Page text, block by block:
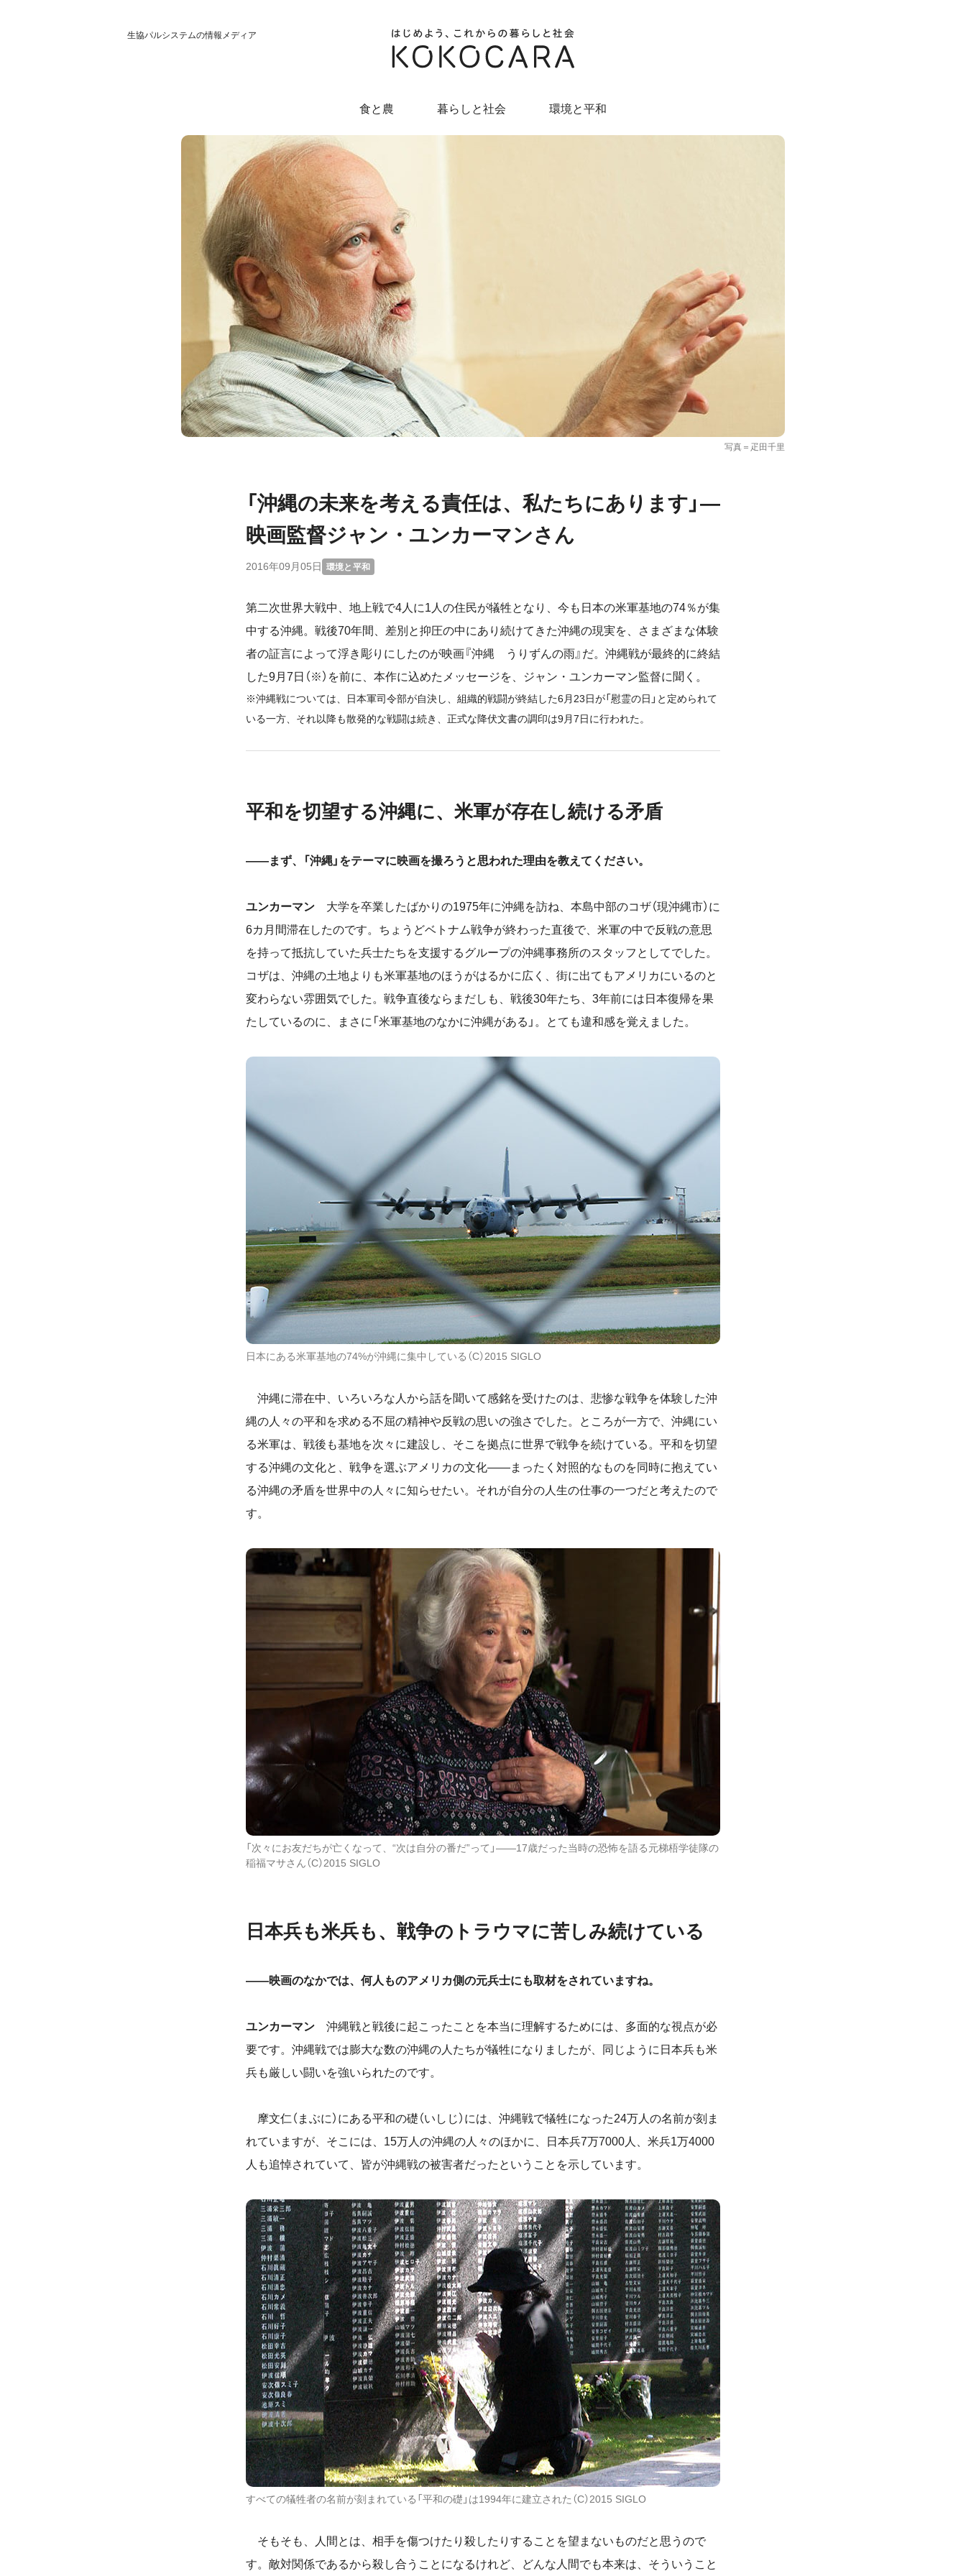
生協パルシステムの情報メディア
食と農 暮らしと社会 環境と平和
写真＝疋田千里
「沖縄の未来を考える責任は、私たちにあります」―
映画監督ジャン・ユンカーマンさん
2016年09月05日 環境と平和
第二次世界大戦中、地上戦で4人に1人の住民が犠牲となり、今も日本の米軍基地の74％が集
中する沖縄。戦後70年間、差別と抑圧の中にあり続けてきた沖縄の現実を、さまざまな体験
者の証言によって浮き彫りにしたのが映画『沖縄 うりずんの雨』だ。沖縄戦が最終的に終結
した9月7日（※）を前に、本作に込めたメッセージを、ジャン・ユンカーマン監督に聞く。
※沖縄戦については、日本軍司令部が自決し、組織的戦闘が終結した6月23日が「慰霊の日」と定められて
いる一方、それ以降も散発的な戦闘は続き、正式な降伏文書の調印は9月7日に行われた。
平和を切望する沖縄に、米軍が存在し続ける矛盾
――まず、「沖縄」をテーマに映画を撮ろうと思われた理由を教えてください。
ユンカーマン 大学を卒業したばかりの1975年に沖縄を訪ね、本島中部のコザ（現沖縄市）に
6カ月間滞在したのです。ちょうどベトナム戦争が終わった直後で、米軍の中で反戦の意思
を持って抵抗していた兵士たちを支援するグループの沖縄事務所のスタッフとしてでした。
コザは、沖縄の土地よりも米軍基地のほうがはるかに広く、街に出てもアメリカにいるのと
変わらない雰囲気でした。戦争直後ならまだしも、戦後30年たち、3年前には日本復帰を果
たしているのに、まさに「米軍基地のなかに沖縄がある」。とても違和感を覚えました。
日本にある米軍基地の74%が沖縄に集中している（C）2015 SIGLO
沖縄に滞在中、いろいろな人から話を聞いて感銘を受けたのは、悲惨な戦争を体験した沖
縄の人々の平和を求める不屈の精神や反戦の思いの強さでした。ところが一方で、沖縄にい
る米軍は、戦後も基地を次々に建設し、そこを拠点に世界で戦争を続けている。平和を切望
する沖縄の文化と、戦争を選ぶアメリカの文化――まったく対照的なものを同時に抱えてい
る沖縄の矛盾を世界中の人々に知らせたい。それが自分の人生の仕事の一つだと考えたので
す。
「次々にお友だちが亡くなって、“次は自分の番だ”って」――17歳だった当時の恐怖を語る元梯梧学徒隊の
稲福マサさん（C）2015 SIGLO
日本兵も米兵も、戦争のトラウマに苦しみ続けている
――映画のなかでは、何人ものアメリカ側の元兵士にも取材をされていますね。
ユンカーマン 沖縄戦と戦後に起こったことを本当に理解するためには、多面的な視点が必
要です。沖縄戦では膨大な数の沖縄の人たちが犠牲になりましたが、同じように日本兵も米
兵も厳しい闘いを強いられたのです。
摩文仁（まぶに）にある平和の礎（いしじ）には、沖縄戦で犠牲になった24万人の名前が刻ま
れていますが、そこには、15万人の沖縄の人々のほかに、日本兵7万7000人、米兵1万4000
人も追悼されていて、皆が沖縄戦の被害者だったということを示しています。
すべての犠牲者の名前が刻まれている「平和の礎」は1994年に建立された（C）2015 SIGLO
そもそも、人間とは、相手を傷つけたり殺したりすることを望まないものだと思うので
す。敵対関係であるから殺し合うことになるけれど、どんな人間でも本来は、そういうこと